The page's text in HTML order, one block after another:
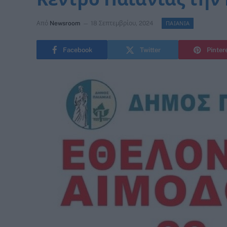
Από Newsroom 18 Σεπτεμβρίου, 2024 ΠΑΙΑΝΙΑ
Facebook Twitter